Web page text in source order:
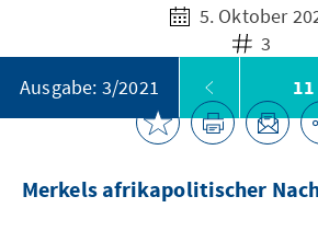
5. Oktober
3
Ausgabe: 3/2021
11
Merkels afrikapolitischer